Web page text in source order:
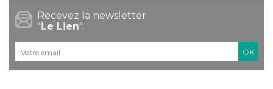
Recevez la newsletter
" Le Lien".
Courriel*